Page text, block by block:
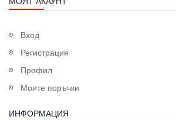
Вход
Регистрация
Профил
Моите поръчки
ИНФОРМАЦИЯ